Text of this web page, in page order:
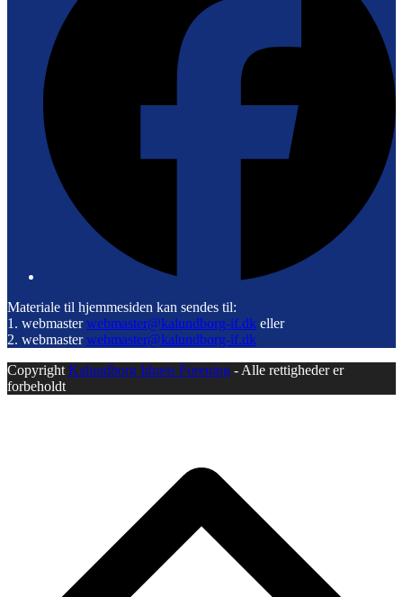
Materiale til hjemmesiden kan sendes til:
1. webmasterwebmaster@kalundborg-if.dk eller
2. webmasterwebmaster@kalundborg-if.dk
Copyright Kalundborg Idræts Forening - Alle rettigheder er
forbeholdt